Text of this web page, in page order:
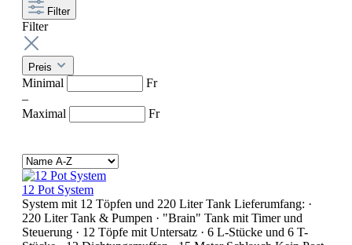
Filter
Filter
Preis
Minimal
Fr
–
Maximal
Fr
12 Pot System
System mit 12 Töpfen und 220 Liter Tank Lieferumfang: ·
220 Liter Tank & Pumpen · "Brain" Tank mit Timer und
Steuerung · 12 Töpfe mit Untersatz · 6 L-Stücke und 6 T-